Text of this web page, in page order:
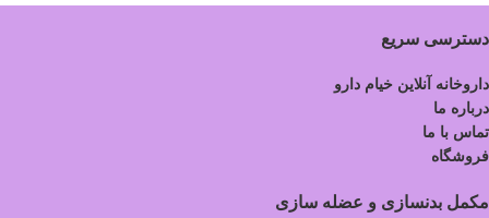
دسترسی سریع
داروخانه آنلاین خیام دارو
درباره ما
تماس با ما
فروشگاه
مکمل بدنسازی و عضله سازی